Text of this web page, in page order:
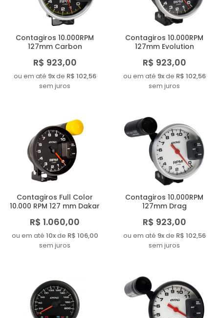
Contagiros 10.000RPM
127mm Carbon
R$ 923,00
ou em até 9xde R$ 102,56
sem juros
Contagiros 10.000RPM
127mm Evolution
R$ 923,00
ou em até 9xde R$ 102,56
sem juros
Contagiros Full Color
10.000 RPM 127 mm Dakar
R$ 1.060,00
ou em até 10xde R$ 106,00
sem juros
Contagiros 10.000RPM
127mm Drag
R$ 923,00
ou em até 9xde R$ 102,56
sem juros